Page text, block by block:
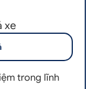
xe
trong lĩnh